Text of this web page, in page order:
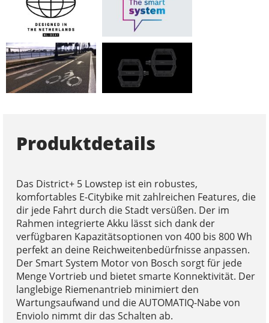
Produktdetails
Das District+ 5 Lowstep ist ein robustes,
komfortables E-Citybike mit zahlreichen Features, die
dir jede Fahrt durch die Stadt versüßen. Der im
Rahmen integrierte Akku lässt sich dank der
verfügbaren Kapazitätsoptionen von 400 bis 800 Wh
perfekt an deine Reichweitenbedürfnisse anpassen.
Der Smart System Motor von Bosch sorgt für jede
Menge Vortrieb und bietet smarte Konnektivität. Der
langlebige Riemenantrieb minimiert den
Wartungsaufwand und die AUTOMATIQ-Nabe von
Enviolo nimmt dir das Schalten ab.